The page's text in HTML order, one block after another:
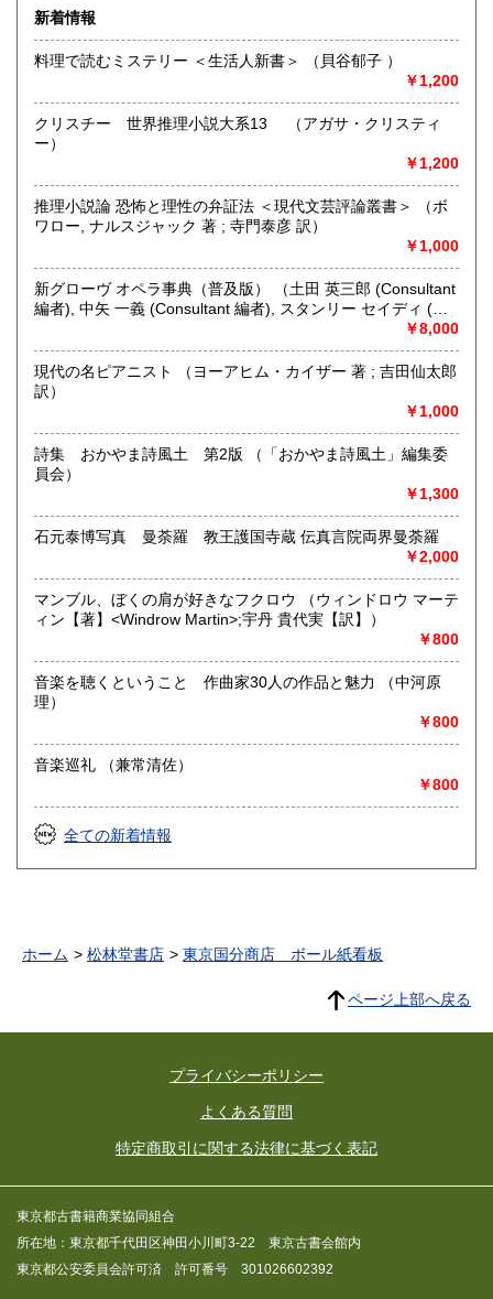
熊本県 600円 大分県 600円
600円
沖縄県 600円
をお受けできません)公費でのご注文も日本の古本屋のサイト
からご注文お願いします。
当店では本の記事・内容についてのご質問にはお答えいたし
ませんので各自でご研究ください。又本のご質問も2回程度で
ご容赦ください。
沿線名：-
営業時間：店舗休業中
定休日：-
岡山県内・広島県東部地方出張します。品の内容をまたは
FAXでご連絡ください。百科辞典,文学全集、美術全集、古い
文庫は買い取りできません。
取り扱い分野
-
新着情報
料理で読むミステリー ＜生活人新書＞ （貝谷郁子 ）
￥1,200
クリスチー 世界推理小説大系13 （アガサ・クリスティ
ー）
￥1,200
推理小説論 恐怖と理性の弁証法 ＜現代文芸評論叢書＞ （ボ
ワロー, ナルスジャック 著 ; 寺門泰彦 訳）
￥1,000
新グローヴ オペラ事典（普及版） （土田 英三郎 (Consultant
編者), 中矢 一義 (Consultant 編者), スタンリー セイディ (編
￥8,000
現代の名ピアニスト （ヨーアヒム・カイザー 著 ; 吉田仙太郎
訳）
￥1,000
詩集 おかやま詩風土 第2版 （「おかやま詩風土」編集委
員会）
￥1,300
石元泰博写真 曼荼羅 教王護国寺蔵 伝真言院両界曼荼羅
￥2,000
マンブル、ぼくの肩が好きなフクロウ （ウィンドロウ マーテ
ィン【著】<Windrow Martin>;宇丹 貴代実【訳】）
￥800
音楽を聴くということ 作曲家30人の作品と魅力 （中河原
理）
￥800
音楽巡礼 （兼常清佐）
￥800
全ての新着情報
ホーム 松林堂書店 東京国分商店 ボール紙看板
ページ上部へ戻る
プライバシーポリシー
よくある質問
特定商取引に関する法律に基づく表記
東京都古書籍商業協同組合
所在地：東京都千代田区神田小川町3-22 東京古書会館内
東京都公安委員会許可済 許可番号 301026602392